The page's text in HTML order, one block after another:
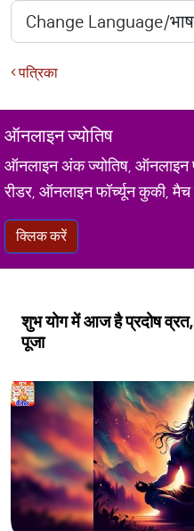
पत्रिका
ऑनलाइन ज्योतिष
ऑनलाइन अंक ज्योतिष, ऑनलाइन
रीडर, ऑनलाइन फॉर्च्यून कुकी,
क्लिक करें
शुभ योग में आज है प्रदोष
पूजा